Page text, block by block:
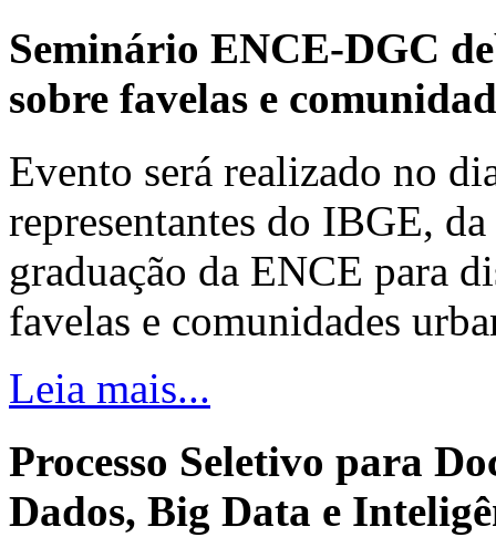
Seminário ENCE-DGC
sobre favelas e
Evento será realizado no
representantes do IBGE,
graduação da ENCE para
favelas e comunidades
Leia mais...
Processo Seletivo para
Dados, Big Data e